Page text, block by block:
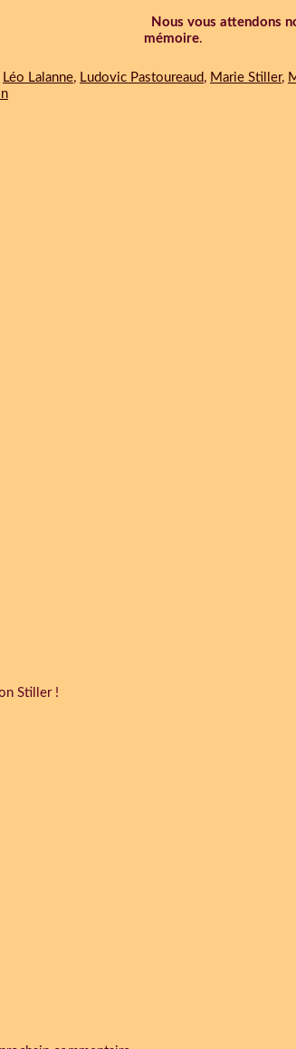
Nous vous attendons
mémoire.
Léo Lalanne, Ludovic Pastoureaud , Marie Stiller,
Stiller !